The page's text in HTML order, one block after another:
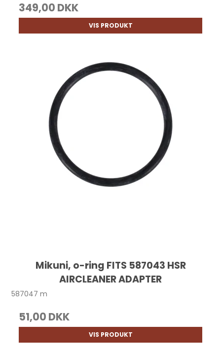
349,00 DKK
VIS PRODUKT
Mikuni, o-ring FITS 587043 HSR
AIRCLEANER ADAPTER
587047 m
51,00 DKK
VIS PRODUKT